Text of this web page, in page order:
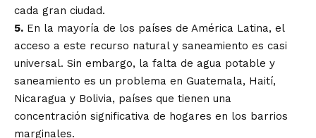
cada gran ciudad.
5. En la mayoría de los países de América Latina, el
acceso a este recurso natural y saneamiento es casi
universal. Sin embargo, la falta de agua potable y
saneamiento es un problema en Guatemala, Haití,
Nicaragua y Bolivia, países que tienen una
concentración significativa de hogares en los barrios
marginales.